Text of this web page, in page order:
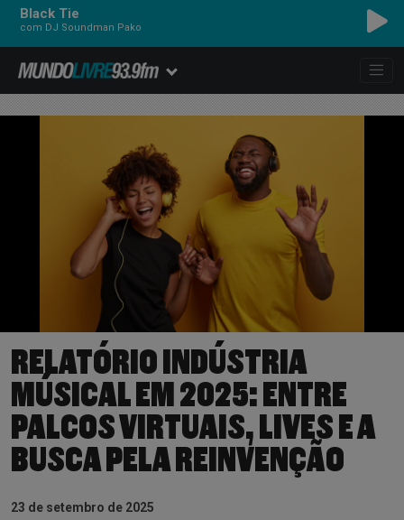
Black Tie
com DJ Soundman Pako
RELATÓRIO INDÚSTRIA
MÚSICAL EM 2025: ENTRE
PALCOS VIRTUAIS, LIVES E A
BUSCA PELA REINVENÇÃO
23 de setembro de 2025